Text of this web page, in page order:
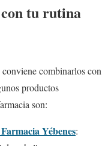
tu rutina
combinarlos con
productos
son:
Yébenes: